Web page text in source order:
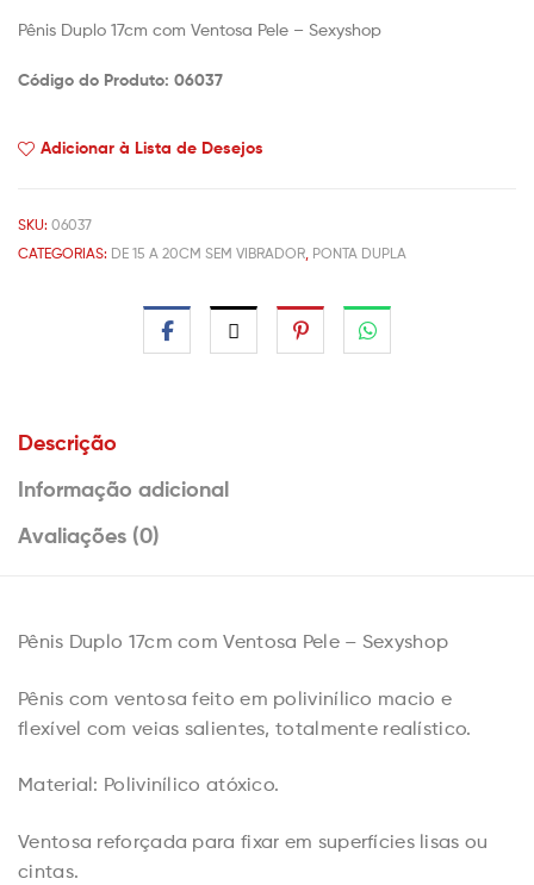
Pênis Duplo 17cm com Ventosa Pele – Sexyshop
Código do Produto: 06037
Adicionar à Lista de Desejos
SKU: 06037
CATEGORIAS: DE 15 A 20CM SEM VIBRADOR PONTA DUPLA
Descrição
Informação adicional
Avaliações (0)
Pênis Duplo 17cm com Ventosa Pele – Sexyshop
Pênis com ventosa feito em polivinílico macio e
flexível com veias salientes, totalmente realístico.
Material: Polivinílico atóxico.
Ventosa reforçada para fixar em superfícies lisas ou
cintas.